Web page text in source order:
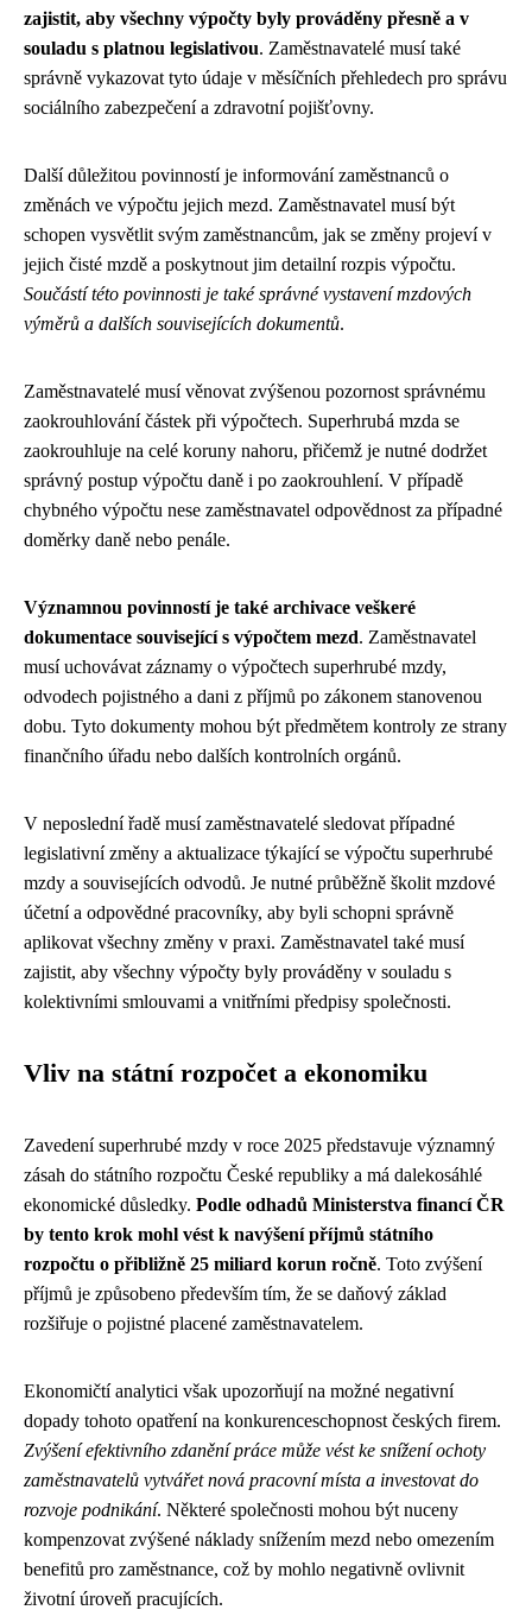
zajistit, aby všechny výpočty byly prováděny přesně a v
souladu s platnou legislativou. Zaměstnavatelé musí také
správně vykazovat tyto údaje v měsíčních přehledech pro správu
sociálního zabezpečení a zdravotní pojišťovny.
Další důležitou povinností je informování zaměstnanců o
změnách ve výpočtu jejich mezd. Zaměstnavatel musí být
schopen vysvětlit svým zaměstnancům, jak se změny projeví v
jejich čisté mzdě a poskytnout jim detailní rozpis výpočtu.
Součástí této povinnosti je také správné vystavení mzdových
výměrů a dalších souvisejících dokumentů.
Zaměstnavatelé musí věnovat zvýšenou pozornost správnému
zaokrouhlování částek při výpočtech. Superhrubá mzda se
zaokrouhluje na celé koruny nahoru, přičemž je nutné dodržet
správný postup výpočtu daně i po zaokrouhlení. V případě
chybného výpočtu nese zaměstnavatel odpovědnost za případné
doměrky daně nebo penále.
Významnou povinností je také archivace veškeré
dokumentace související s výpočtem mezd. Zaměstnavatel
musí uchovávat záznamy o výpočtech superhrubé mzdy,
odvodech pojistného a dani z příjmů po zákonem stanovenou
dobu. Tyto dokumenty mohou být předmětem kontroly ze strany
finančního úřadu nebo dalších kontrolních orgánů.
V neposlední řadě musí zaměstnavatelé sledovat případné
legislativní změny a aktualizace týkající se výpočtu superhrubé
mzdy a souvisejících odvodů. Je nutné průběžně školit mzdové
účetní a odpovědné pracovníky, aby byli schopni správně
aplikovat všechny změny v praxi. Zaměstnavatel také musí
zajistit, aby všechny výpočty byly prováděny v souladu s
kolektivními smlouvami a vnitřními předpisy společnosti.
Vliv na státní rozpočet a ekonomiku
Zavedení superhrubé mzdy v roce 2025 představuje významný
zásah do státního rozpočtu České republiky a má dalekosáhlé
ekonomické důsledky. Podle odhadů Ministerstva financí ČR
by tento krok mohl vést k navýšení příjmů státního
rozpočtu o přibližně 25 miliard korun ročně. Toto zvýšení
příjmů je způsobeno především tím, že se daňový základ
rozšiřuje o pojistné placené zaměstnavatelem.
Ekonomičtí analytici však upozorňují na možné negativní
dopady tohoto opatření na konkurenceschopnost českých firem.
Zvýšení efektivního zdanění práce může vést ke snížení ochoty
zaměstnavatelů vytvářet nová pracovní místa a investovat do
rozvoje podnikání. Některé společnosti mohou být nuceny
kompenzovat zvýšené náklady snížením mezd nebo omezením
benefitů pro zaměstnance, což by mohlo negativně ovlivnit
životní úroveň pracujících.